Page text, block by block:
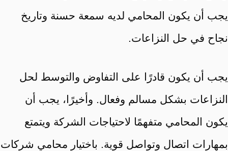
يجب أن يكون المحامي لديه سمعة حسنة وتاريخ
نجاح في حل النزاعات.
يجب أن يكون قادرًا على التفاوض والتوسط لحل
النزاعات بشكل مسالم وفعال. وأخيرًا، يجب أن
يكون المحامي متفهمًا لاحتياجات الشركة ويتمتع
بمهارات اتصال وتواصل قوية. باختيار محامي شركات